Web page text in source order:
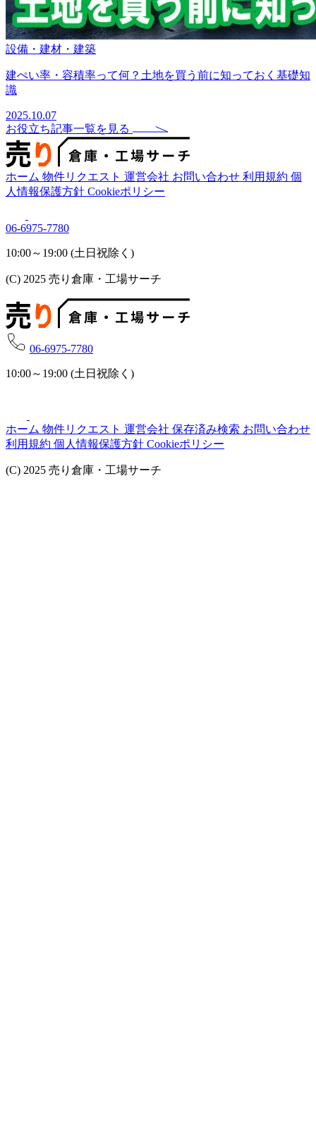
設備・建材・建築
建ぺい率・容積率って何？土地を買う前に知っておく基礎知
識
2025.10.07
お役立ち記事一覧を見る
ホーム 物件リクエスト 運営会社 お問い合わせ 利用規約 個
人情報保護方針 Cookieポリシー
06-6975-7780
10:00～19:00 (土日祝除く)
(C) 2025 売り倉庫・工場サーチ
06-6975-7780
10:00～19:00 (土日祝除く)
ホーム 物件リクエスト 運営会社 保存済み検索 お問い合わせ
利用規約 個人情報保護方針 Cookieポリシー
(C) 2025 売り倉庫・工場サーチ